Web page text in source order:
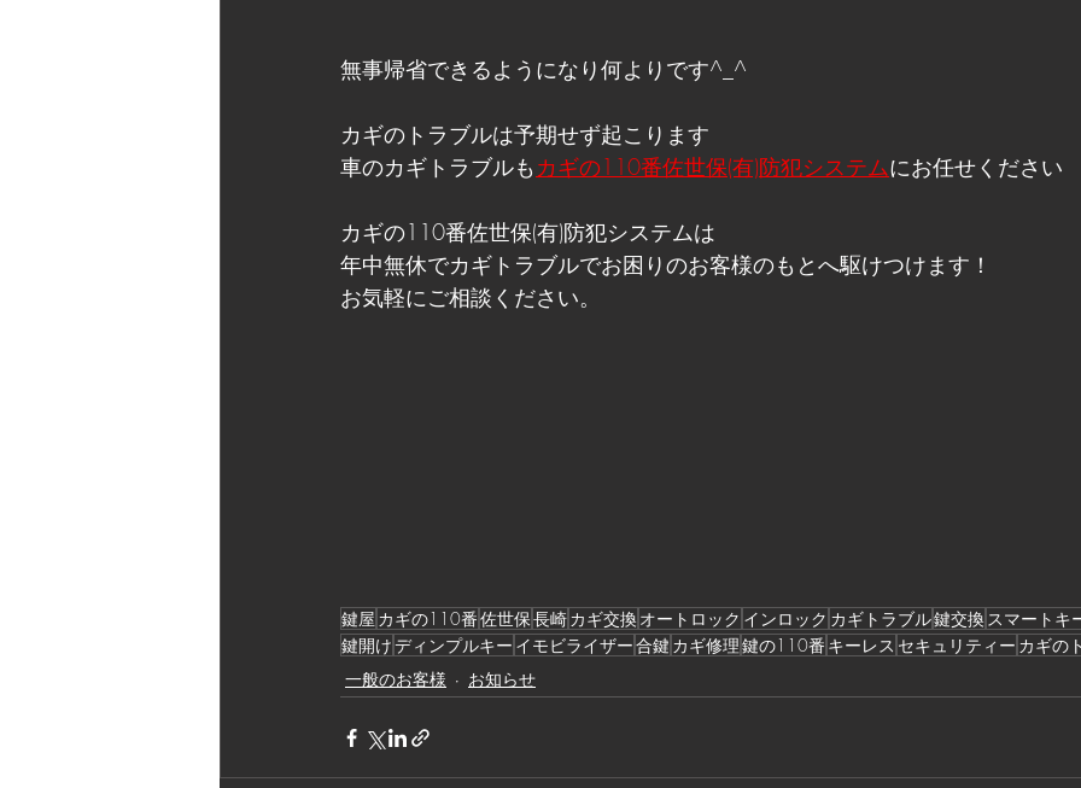
無事帰省できるようになり何よりです^_^
カギのトラブルは予期せず起こります
車のカギトラブルも カギの110番佐世保(有)防犯システムにお任せください
カギの110番佐世保(有)防犯システムは
年中無休でカギトラブルでお困りのお客様のもとへ駆けつけます！
お気軽にご相談ください。
鍵屋 カギの110番佐世保長崎カギ交換オートロック インロック カギトラブル鍵交換スマートキ
鍵開けディンプルキー イモビライザー合鍵 カギ修理鍵の110番 キーレス セキュリティー カギの
一般のお客様
お知らせ